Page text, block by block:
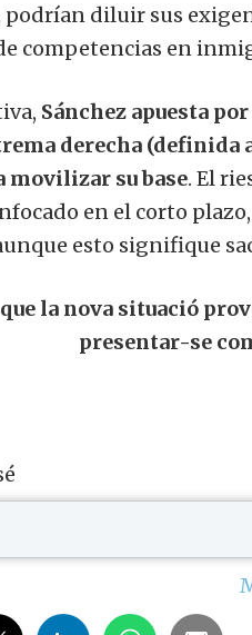
podrían diluir sus
competencias en
Sánchez apuesta
derecha (definida
movilizar su base. El
en el corto
esto signifique
la nova situació
presentar-se